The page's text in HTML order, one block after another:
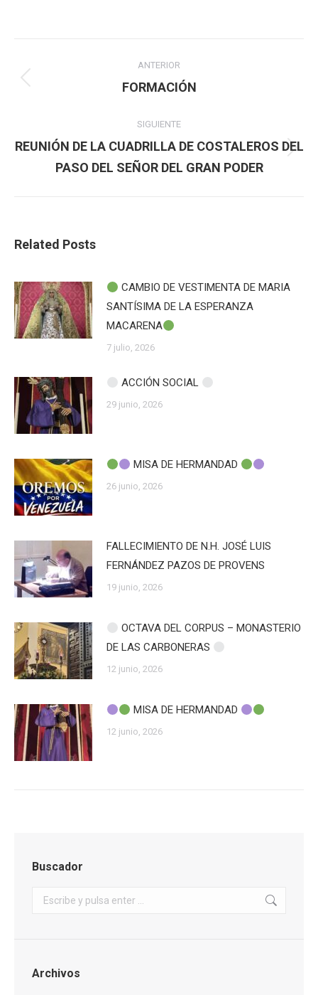
entre
ANTERIOR
Publicación
FORMACIÓN
SIGUIENTE
siguiente:
REUNIÓN DE LA CUADRILLA DE COSTALEROS DEL
PASO DEL SEÑOR DEL GRAN PODER
Related Posts
CAMBIO DE VESTIMENTA DE MARIA
SANTÍSIMA DE LA ESPERANZA
MACARENA
7 julio, 2026
ACCIÓN SOCIAL
29 junio, 2026
MISA DE HERMANDAD
26 junio, 2026
FALLECIMIENTO DE N.H. JOSÉ LUIS
FERNÁNDEZ PAZOS DE PROVENS
19 junio, 2026
OCTAVA DEL CORPUS – MONASTERIO
DE LAS CARBONERAS
12 junio, 2026
MISA DE HERMANDAD
12 junio, 2026
Buscador
Buscar:
Archivos